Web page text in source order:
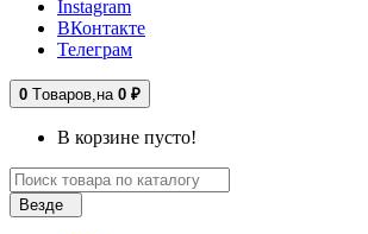
Instagram
ВКонтакте
Телеграм
0 Tоваров, на 0 ₽
В корзине пусто!
Везде